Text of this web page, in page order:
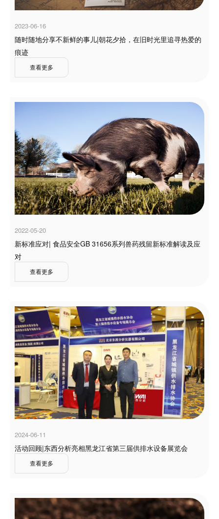
2023-06-16
随时随地分享不新鲜的事儿|朝花夕拾，在旧时光里追寻热爱的
痕迹
查看更多
2022-05-20
新标准应对| 食品安全GB 31656系列兽药残留新标准解读及应
对
查看更多
2024-06-11
活动回顾|东西分析亮相黑龙江省第三届供排水设备展览会
查看更多